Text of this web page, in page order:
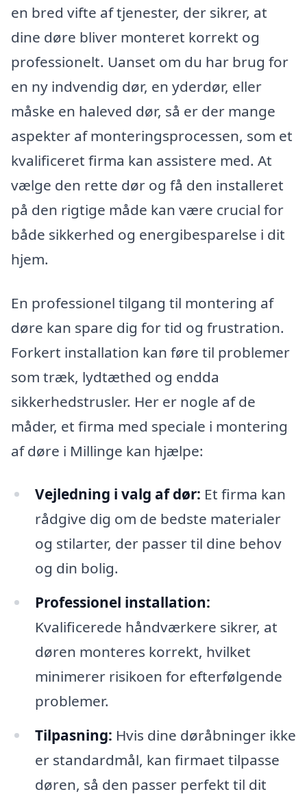
en bred vifte af tjenester, der sikrer, at
dine døre bliver monteret korrekt og
professionelt. Uanset om du har brug for
en ny indvendig dør, en yderdør, eller
måske en haleved dør, så er der mange
aspekter af monteringsprocessen, som et
kvalificeret firma kan assistere med. At
vælge den rette dør og få den installeret
på den rigtige måde kan være crucial for
både sikkerhed og energibesparelse i dit
hjem.
En professionel tilgang til montering af
døre kan spare dig for tid og frustration.
Forkert installation kan føre til problemer
som træk, lydtæthed og endda
sikkerhedstrusler. Her er nogle af de
måder, et firma med speciale i montering
af døre i Millinge kan hjælpe:
Vejledning i valg af dør: Et firma kan
rådgive dig om de bedste materialer
og stilarter, der passer til dine behov
og din bolig.
Professionel installation:
Kvalificerede håndværkere sikrer, at
døren monteres korrekt, hvilket
minimerer risikoen for efterfølgende
problemer.
Tilpasning: Hvis dine døråbninger ikke
er standardmål, kan firmaet tilpasse
døren, så den passer perfekt til dit